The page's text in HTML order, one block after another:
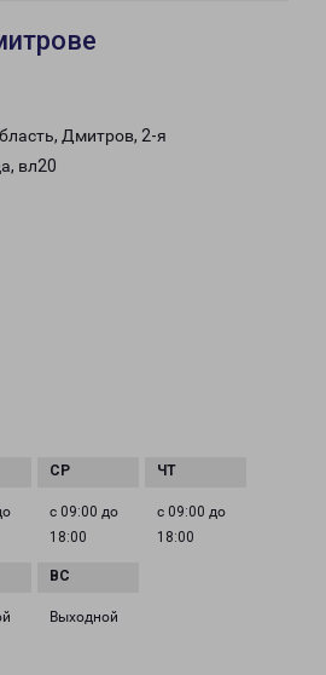
Дмитров, 2-я
вл20
с 09:00 до
18:00
с 09:00 до
18:00
Выходной